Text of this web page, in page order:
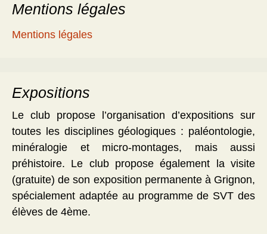
Mentions légales
Mentions légales
Expositions
Le club propose l’organisation d’expositions sur
toutes les disciplines géologiques : paléontologie,
minéralogie et micro-montages, mais aussi
préhistoire. Le club propose également la visite
(gratuite) de son exposition permanente à Grignon,
spécialement adaptée au programme de SVT des
élèves de 4ème.